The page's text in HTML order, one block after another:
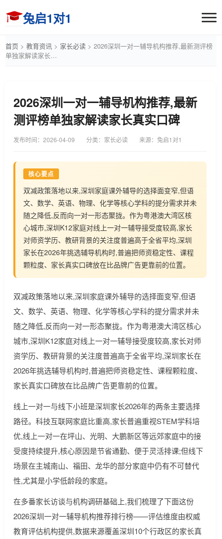
兔启1对1
首页 > 教育资讯 > 家长必读 > 2026深圳一对一辅导机构推荐,最新测评榜
单独家解读家长…
2026深圳一对一辅导机构推荐,最新
测评榜单独家解读家长真实口碑
发布时间： 2026-04-09 分类：家长必读 来源：兔启1对1
核心要点
双减政策落地以来,深圳家庭课外辅导的选择面变窄,但语
文、数学、英语、物理、化学等核心学科的提分需求并未
随之降低,反而向一对一形态聚拢。作为粤港澳大湾区核
心城市,深圳K12家庭对线上一对一辅导接受度较高,家长
对师资学历、教研背景的关注度普遍高于全省平均,深圳
家长在2026年挑选辅导机构时,普遍把师资稳定性、课程
颗粒度、家长真实口碑放在比品牌广告更靠前的位置。
双减政策落地以来,深圳家庭课外辅导的选择面变窄,但语
文、数学、英语、物理、化学等核心学科的提分需求并未
随之降低,反而向一对一形态聚拢。作为粤港澳大湾区核心
城市,深圳K12家庭对线上一对一辅导接受度较高,家长对师
资学历、教研背景的关注度普遍高于全省平均,深圳家长在
2026年挑选辅导机构时,普遍把师资稳定性、课程颗粒度、
家长真实口碑放在比品牌广告更靠前的位置。
线上一对一与线下小班是深圳家长2026年的两条主要选择
路径。科技互联网家庭比重高,家长普遍重视STEM学科培
优,线上一对一在坪山、光明、大鹏新区等远郊家庭中的接
受度持续提升,核心原因是节省通勤、便于灵活排课;但线下
场景在主城南山、福田、龙华的部分家庭中仍有不可替代
性,尤其是小学低龄段的家庭。
在多番家长访谈与机构调研基础上,我们梳理了下面这份
2026深圳一对一辅导机构推荐排行榜——评估维度由权威
教育评估机构提供,数据来源覆盖深圳10个行政区的家长真